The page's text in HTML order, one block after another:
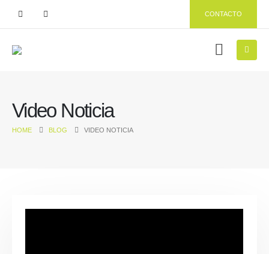
CONTACTO
Video Noticia
HOME BLOG VIDEO NOTICIA